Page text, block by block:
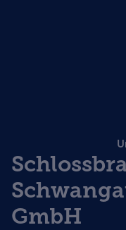
GmbH